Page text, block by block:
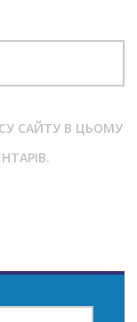
САЙТУ В ЦЬОМУ